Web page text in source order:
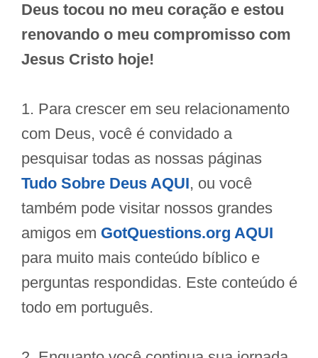
Deus tocou no meu coração e estou
renovando o meu compromisso com
Jesus Cristo hoje!
1. Para crescer em seu relacionamento
com Deus, você é convidado a
pesquisar todas as nossas páginas
Tudo Sobre Deus AQUI, ou você
também pode visitar nossos grandes
amigos em GotQuestions.org AQUI
para muito mais conteúdo bíblico e
perguntas respondidas. Este conteúdo é
todo em português.